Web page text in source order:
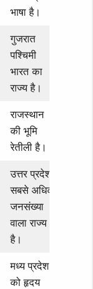
भाषा है।
गुजरात
पश्चिमी
भारत का
राज्य है।
राजस्थान
की भूमि
रेतीली है।
उत्तर प्रदेश
सबसे अधिक
जनसंख्या
वाला राज्य
है।
मध्य प्रदेश
को हृदय